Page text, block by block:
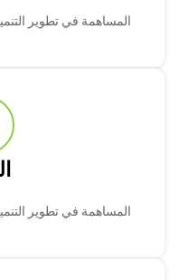
المساهمة في تطوير
المساهمة في تطوير